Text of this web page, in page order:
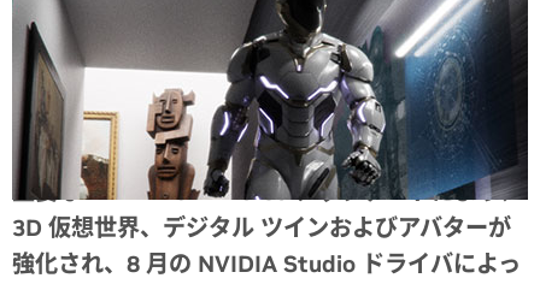
主要な NVIDIA Omniverse アップデートにより、
3D 仮想世界、デジタル ツインおよびアバターが
強化され、8 月の NVIDIA Studio ドライバによっ